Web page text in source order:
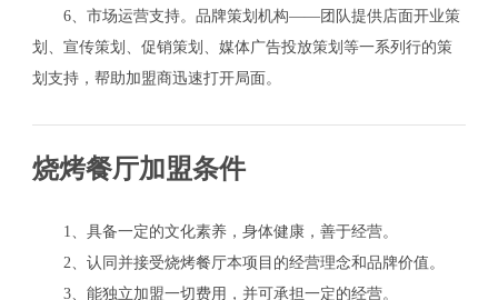
6、市场运营支持。品牌策划机构——团队提供店面开业策
划、宣传策划、促销策划、媒体广告投放策划等一系列行的策
划支持，帮助加盟商迅速打开局面。
烧烤餐厅加盟条件
1、具备一定的文化素养，身体健康，善于经营。
2、认同并接受烧烤餐厅本项目的经营理念和品牌价值。
3、能独立加盟一切费用，并可承担一定的经营。